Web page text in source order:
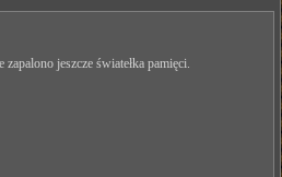
jeszcze światełka pamięci.